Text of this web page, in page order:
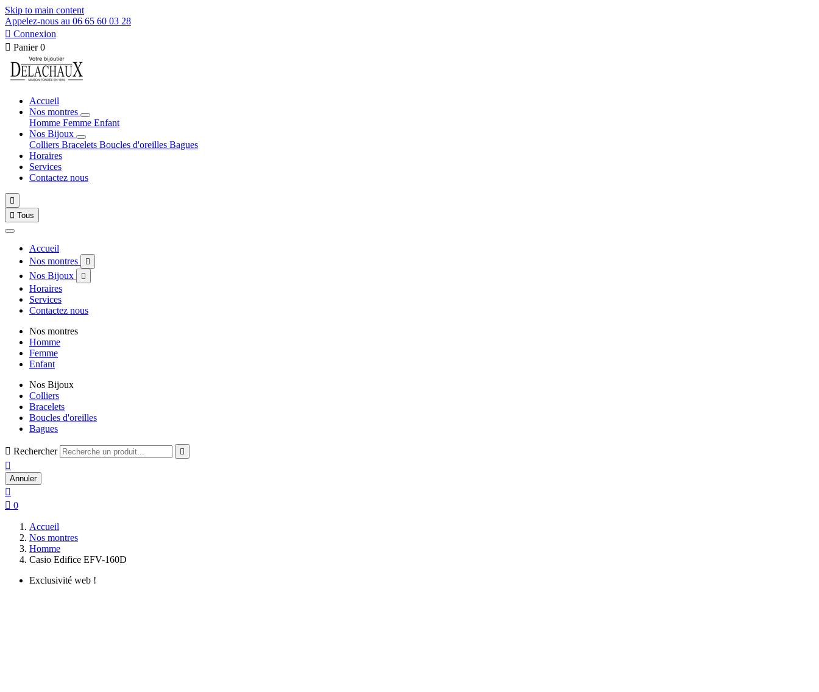
Skip to main content
Appelez-nous au 06 65 60 03 28
 Connexion
 Panier 0
Accueil
Nos montres
Homme Femme Enfant
Nos Bijoux
Colliers Bracelets Boucles d'oreilles Bagues
Horaires
Services
Contactez nous

 Tous
Accueil
Nos montres

Nos Bijoux 
Horaires
Services
Contactez nous
Nos montres
Homme
Femme
Enfant
Nos Bijoux
Colliers
Bracelets
Boucles d'oreilles
Bagues
 Rechercher 

Annuler

 0
Accueil
Nos montres
Homme
Casio Edifice EFV-160D
Exclusivité web !